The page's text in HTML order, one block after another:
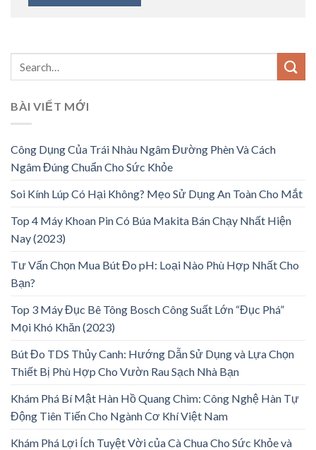
BÀI VIẾT MỚI
Công Dụng Của Trái Nhàu Ngâm Đường Phèn Và Cách
Ngâm Đúng Chuẩn Cho Sức Khỏe
Soi Kính Lúp Có Hại Không? Mẹo Sử Dụng An Toàn Cho Mắt
Top 4 Máy Khoan Pin Có Búa Makita Bán Chạy Nhất Hiện
Nay (2023)
Tư Vấn Chọn Mua Bút Đo pH: Loại Nào Phù Hợp Nhất Cho
Bạn?
Top 3 Máy Đục Bê Tông Bosch Công Suất Lớn “Đục Phá”
Mọi Khó Khăn (2023)
Bút Đo TDS Thủy Canh: Hướng Dẫn Sử Dụng và Lựa Chọn
Thiết Bị Phù Hợp Cho Vườn Rau Sạch Nhà Bạn
Khám Phá Bí Mật Hàn Hồ Quang Chìm: Công Nghệ Hàn Tự
Động Tiên Tiến Cho Ngành Cơ Khí Việt Nam
Khám Phá Lợi Ích Tuyệt Vời của Cà Chua Cho Sức Khỏe và